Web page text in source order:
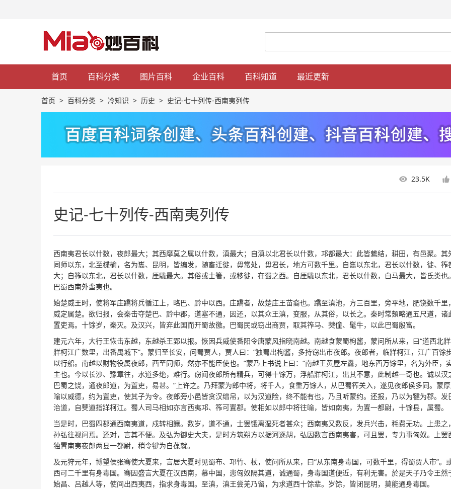
首页 百科分类 图片百科 企业百科 百科知道 最近更新
首页 > 百科分类 > 冷知识 > 历史 > 史记-七十列传-西南夷列传
23.5K
史记-七十列传-西南夷列传
西南夷君长以什数，夜郎最大；其西靡莫之属以什数，滇最大；自滇以北君长以什数，邛都最大：此皆魋结，耕田，有邑聚。其
同师以东，北至楪榆，名为巂、昆明，皆编发，随畜迁徙，毋常处，毋君长，地方可数千里。自巂以东北，君长以什数，徙、筰
大；自筰以东北，君长以什数，厓駹最大。其俗或士箸，或移徙，在蜀之西。自厓駹以东北，君长以什数，白马最大，皆氐类也
巴蜀西南外蛮夷也。
始楚威王时，使将军庄蹻将兵循江上，略巴、黔中以西。庄蹻者，故楚庄王苗裔也。蹻至滇池，方三百里，旁平地，肥饶数千里
威定属楚。欲归报，会秦击夺楚巴、黔中郡，道塞不通，因还，以其众王滇，变服，从其俗，以长之。秦时常頞略通五尺道，诸
置吏焉。十馀岁，秦灭。及汉兴，皆弃此国而开蜀故徼。巴蜀民或窃出商贾，取其筰马、僰僮、髦牛，以此巴蜀殷富。
建元六年，大行王恢击东越，东越杀王郢以报。恢因兵威使番阳令唐蒙风指晓南越。南越食蒙蜀枸酱，蒙问所从来，曰“道西北
牂柯江广数里，出番禺城下”。蒙归至长安，问蜀贾人，贾人曰：“独蜀出枸酱，多持窃出市夜郎。夜郎者，临牂柯江，江广百馀
以行船。南越以财物役属夜郎，西至同师，然亦不能臣使也。”蒙乃上书说上曰：“南越王黄屋左纛，地东西万馀里，名为外臣，
主也。今以长沙、豫章往，水道多绝，难行。窃闻夜郎所有精兵，可得十馀万，浮船牂柯江，出其不意，此制越一奇也。诚以汉
巴蜀之饶，通夜郎道，为置吏，易甚。”上许之。乃拜蒙为郎中将，将千人，食重万馀人，从巴蜀筰关入，遂见夜郎侯多同。蒙
喻以威德，约为置吏，使其子为令。夜郎旁小邑皆贪汉缯帛，以为汉道险，终不能有也，乃且听蒙约。还报，乃以为犍为郡。发
治道，自僰道指牂柯江。蜀人司马相如亦言西夷邛、筰可置郡。使相如以郎中将往喻，皆如南夷，为置一都尉，十馀县，属蜀。
当是时，巴蜀四郡通西南夷道，戍转相饟。数岁，道不通，士罢饿离湿死者甚众；西南夷又数反，发兵兴击，秏费无功。上患之
孙弘往视问焉。还对，言其不便。及弘为御史大夫，是时方筑朔方以据河逐胡，弘因数言西南夷害，可且罢，专力事匈奴。上罢
独置南夷夜郎两县一都尉，稍令犍为自葆就。
及元狩元年，博望侯张骞使大夏来，言居大夏时见蜀布、邛竹、杖，使问所从来，曰“从东南身毒国，可数千里，得蜀贾人市”。
西可二千里有身毒国。骞因盛言大夏在汉西南，慕中国，患匈奴隔其道，诚通蜀，身毒国道便近，有利无害。於是天子乃令王然
始昌、吕越人等，使间出西夷西，指求身毒国。至滇，滇王尝羌乃留，为求道西十馀辈。岁馀，皆闭昆明，莫能通身毒国。